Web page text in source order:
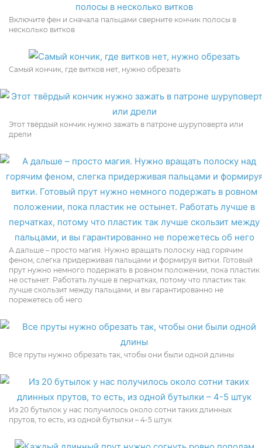
Включите фен и сначала пальцами сверните кончик полосы в
несколько витков
Самый кончик, где витков нет, нужно обрезать
Этот твёрдый кончик нужно зажать в патроне шуруповерта или
дрели
А дальше – просто магия. Нужно вращать полоску над горячим
феном, слегка придерживая пальцами и формируя витки. Готовый
прут нужно немного подержать в ровном положении, пока пластик
не остынет. Работать лучше в перчатках, потому что пластик так
лучше скользит между пальцами, и вы гарантированно не
порежетесь об него
Все пруты нужно обрезать так, чтобы они были одной длины
Из 20 бутылок у нас получилось около сотни таких длинных
прутов, то есть, из одной бутылки – 4-5 штук